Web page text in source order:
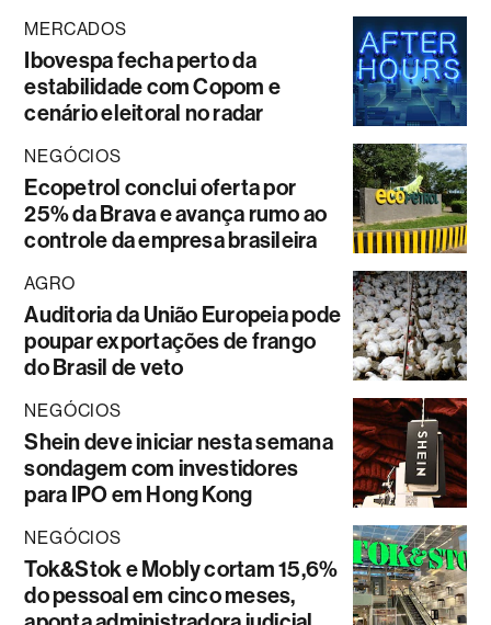
MERCADOS
Ibovespa fecha perto da
estabilidade com Copom e
cenário eleitoral no radar
NEGÓCIOS
Ecopetrol conclui oferta por
25% da Brava e avança rumo ao
controle da empresa brasileira
AGRO
Auditoria da União Europeia pode
poupar exportações de frango
do Brasil de veto
NEGÓCIOS
Shein deve iniciar nesta semana
sondagem com investidores
para IPO em Hong Kong
NEGÓCIOS
Tok&Stok e Mobly cortam 15,6%
do pessoal em cinco meses,